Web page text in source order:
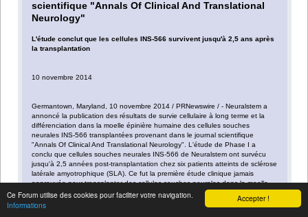
Accepter !
Ce Forum utilise des cookies pour faciliter votre navigation.
Informations
scientifique "Annals Of Clinical And Translational
Neurology"
L'étude conclut que les cellules INS-566 survivent jusqu'à 2,5 ans après
la transplantation
10 novembre 2014
Germantown, Maryland, 10 novembre 2014 / PRNewswire / - Neuralstem a
annoncé la publication des résultats de survie cellulaire à long terme et la
différenciation dans la moelle épinière humaine des cellules souches
neurales INS-566 transplantées provenant dans le journal scientifique
"Annals Of Clinical And Translational Neurology". L'étude de Phase I a
conclu que cellules souches neurales INS-566 de Neuralstem ont survécu
jusqu'à 2,5 années post-transplantation chez six patients atteints de sclérose
latérale amyotrophique (SLA). Ce fut la première étude clinique jamais
approuvée pour transplanter des cellules souches neurales dans la moelle
épinière.